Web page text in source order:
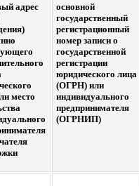
адрес
место
основной
государственный
регистрационный
номер записи о
государственной
регистрации
юридического лица
(ОГРН) или
индивидуального
предпринимателя
(ОГРНИП)